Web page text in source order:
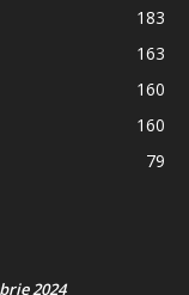
183
163
160
160
79
2024